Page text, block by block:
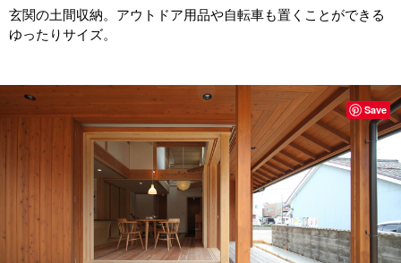
玄関の土間収納。アウトドア用品や自転車も置くことができる
ゆったりサイズ。
Save